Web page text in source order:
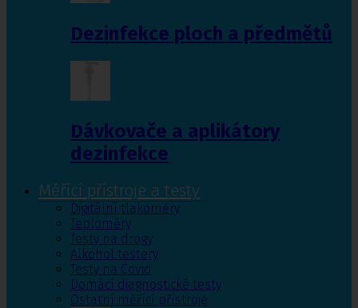
Dezinfekce ploch a předmětů
Dávkovače a aplikátory
dezinfekce
Měřící přístroje a testy
Digitální tlakoměry
Teploměry
Testy na drogy
Alkohol testery
Testy na Covid
Domácí diagnostické testy
Ostatní měřící přístroje